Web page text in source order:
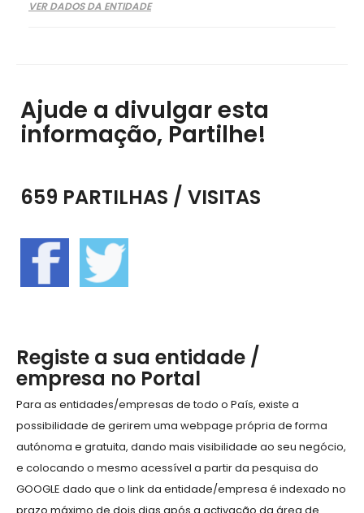
VER DADOS DA ENTIDADE
Ajude a divulgar esta
informação, Partilhe!
659 PARTILHAS / VISITAS
Registe a sua entidade /
empresa no Portal
Para as entidades/empresas de todo o País, existe a
possibilidade de gerirem uma webpage própria de forma
autónoma e gratuita, dando mais visibilidade ao seu negócio,
e colocando o mesmo acessível a partir da pesquisa do
GOOGLE dado que o link da entidade/empresa é indexado no